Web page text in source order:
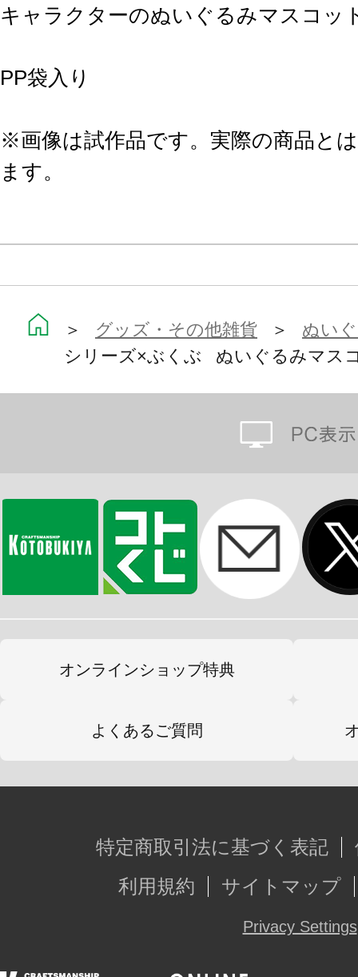
キャラクターのぬいぐるみマスコッ
PP袋入り
※画像は試作品です。実際の商品と
ます。
＞ グッズ・その他雑貨 ＞ ぬい
シリーズ×ぶくぶ ぬいぐるみマス
オンラインショップ特典
よくあるご質問
特定商取引法に基づく表記
利用規約
サイトマップ
Privacy Settings